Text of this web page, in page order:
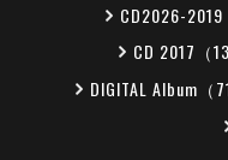
CD2026-2019
CD 2017（13
DIGITAL Album（